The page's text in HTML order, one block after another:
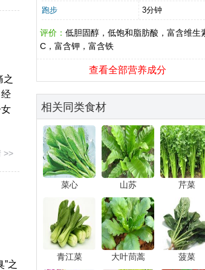
之
>>
之
跑步 3分钟
评价： 低胆固醇，低饱和脂肪酸，富含维生
C，富含钾，富含铁
查看全部营养成分
相关同类食材
菜心 山苏 芹菜
青江菜 大叶茼蒿 菠菜